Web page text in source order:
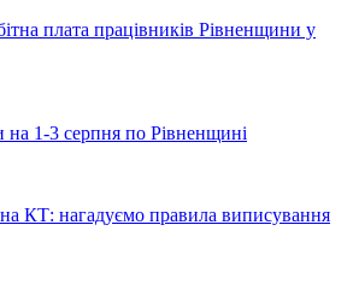
плата працівників Рівненщини у
на 1-3 серпня по Рівненщині
КТ: нагадуємо правила виписування